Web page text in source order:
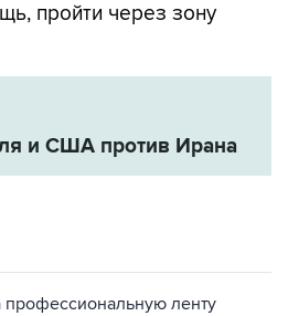
пройти через зону
и США против Ирана
профессиональную ленту